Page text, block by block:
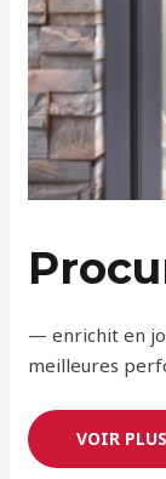
— enrichit en
meilleures
VOIR PLUS